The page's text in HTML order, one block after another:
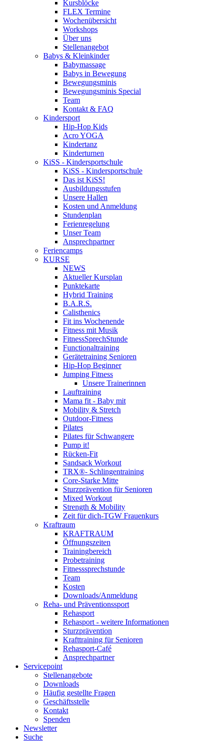
Kursblöcke
FLEX Termine
Wochenübersicht
Workshops
Über uns
Stellenangebot
Babys & Kleinkinder
Babymassage
Babys in Bewegung
Bewegungsminis
Bewegungsminis Special
Team
Kontakt & FAQ
Kindersport
Hip-Hop Kids
Acro YOGA
Kindertanz
Kinderturnen
KiSS - Kindersportschule
KiSS - Kindersportschule
Das ist KiSS!
Ausbildungsstufen
Unsere Hallen
Kosten und Anmeldung
Stundenplan
Ferienregelung
Unser Team
Ansprechpartner
Feriencamps
KURSE
NEWS
Aktueller Kursplan
Punktekarte
Hybrid Training
B.A.R.S.
Calisthenics
Fit ins Wochenende
Fitness mit Musik
FitnessSprechStunde
Functionaltraining
Gerätetraining Senioren
Hip-Hop Beginner
Jumping Fitness
Unsere Trainerinnen
Lauftraining
Mama fit - Baby mit
Mobility & Stretch
Outdoor-Fitness
Pilates
Pilates für Schwangere
Pump it!
Rücken-Fit
Sandsack Workout
TRX®- Schlingentraining
Core-Starke Mitte
Sturzprävention für Senioren
Mixed Workout
Strength & Mobility
Zeit für dich-TGW Frauenkurs
Kraftraum
KRAFTRAUM
Öffnungszeiten
Trainingbereich
Probetraining
Fitnesssprechstunde
Team
Kosten
Downloads/Anmeldung
Reha- und Präventionssport
Rehasport
Rehasport - weitere Informationen
Sturzprävention
Krafttraining für Senioren
Rehasport-Café
Ansprechpartner
Servicepoint
Stellenangebote
Downloads
Häufig gestellte Fragen
Geschäftsstelle
Kontakt
Spenden
Newsletter
Suche